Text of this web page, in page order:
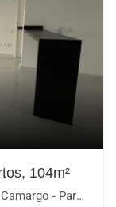
104m²
Sorocaba-SP